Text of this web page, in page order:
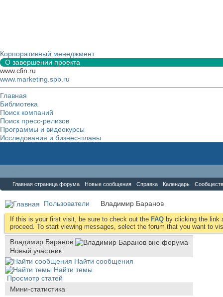
Корпоративный менеджмент
О завершении проекта
www.cfin.ru
www.marketing.spb.ru
Главная
Библиотека
Поиск компаний
Поиск пресс-релизов
Программы и видеокурсы
Исследования и бизнес-планы
Главная страница форума Новые сообщения Справка Календарь
Пользователи Владимир Баранов
If this is your first visit, be sure to check out the FAQ by clicking the link
proceed. To start viewing messages, select the forum that you want to
Владимир Баранов
Новый участник
Найти сообщения
Найти темы
Просмотр статей
Мини-статистика